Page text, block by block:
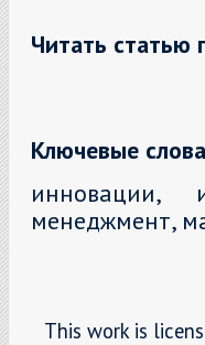
Читать статью
Ключевые
инновации,
менеджмент,
This work is